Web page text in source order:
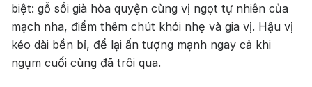
biệt: gỗ sồi già hòa quyện cùng vị ngọt tự nhiên của
mạch nha, điểm thêm chút khói nhẹ và gia vị. Hậu vị
kéo dài bền bỉ, để lại ấn tượng mạnh ngay cả khi
ngụm cuối cùng đã trôi qua.